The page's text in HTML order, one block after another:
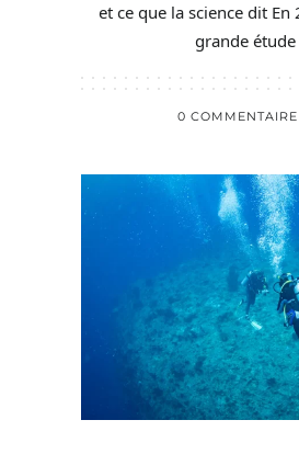
et ce que la science dit En
grande étude
0 COMMENTAIRE